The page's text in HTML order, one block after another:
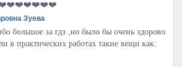
Зуева
большое за гдз ,но было бы очень здорово
в практических работах такие вещи как: